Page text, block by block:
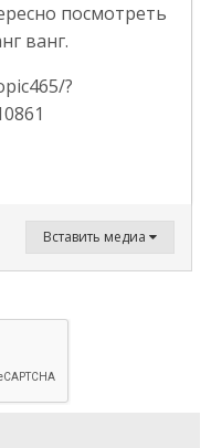
посмотреть
ванг.
?
Вставить медиа